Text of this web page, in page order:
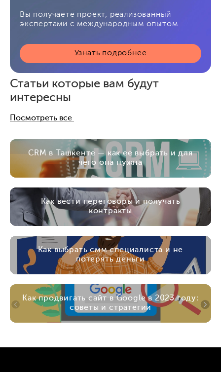
Вы получаете проект, реализованный
экспертами с международным опытом
Узнать подробнее
Статьи которые вам будут
интересны
Посмотреть все
CRM в Ташкенте — как ее выбрать и для
чего она нужна
Как вести переговоры и получать
контракты
Как выбрать смм специалиста и не
потерять деньги
Как продвигать сайт в Google в 2023 году:
советы и стратегии